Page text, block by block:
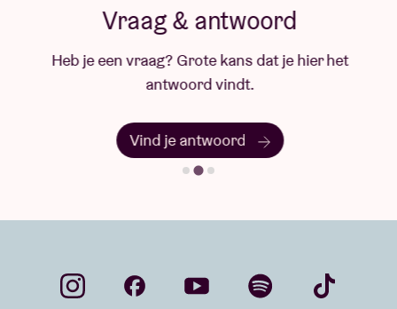
Vraag & antwoord
Heb je een vraag? Grote kans dat je hier het
antwoord vindt.
Vind je antwoord